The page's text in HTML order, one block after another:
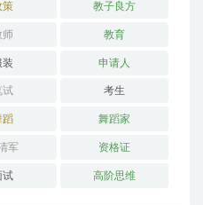
策 教子良方
师 教育
装 申请人
试 考生
蹈 舞蹈家
军 资格证
试 高阶思维